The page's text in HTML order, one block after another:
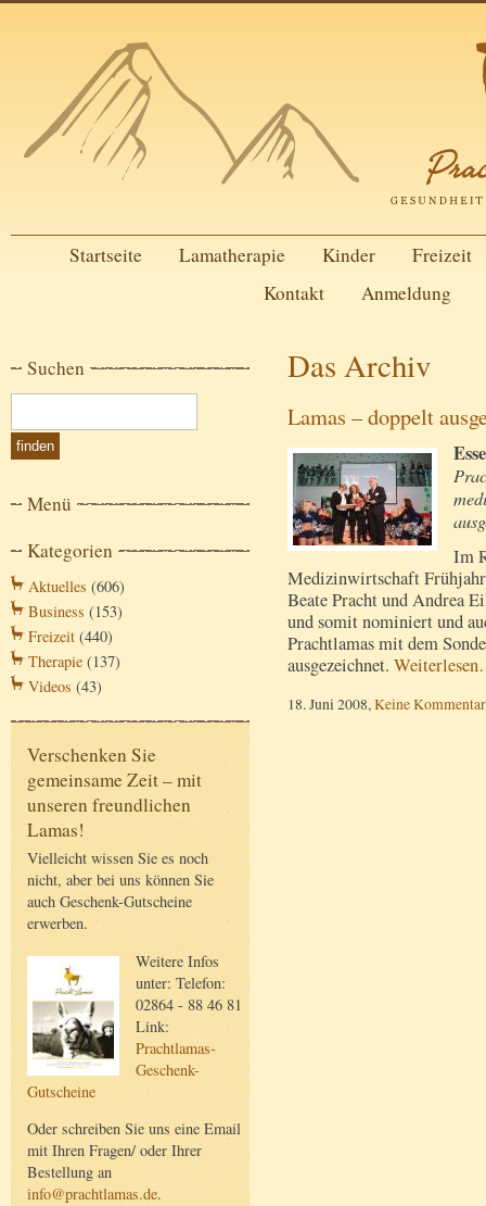
Startseite Lamatherapie Kinder
Freizeit
Kontakt
Anmeldung
Suchen
Menü
Kategorien
Aktuelles (606)
Business (153)
Freizeit (440)
Therapie (137)
Videos (43)
Verschenken Sie
gemeinsame Zeit – mit
unseren freundlichen
Lamas!
Vielleicht wissen Sie es noch
nicht, aber bei uns können Sie
auch Geschenk-Gutscheine
erwerben.
Weitere Infos
unter: Telefon:
02864 - 88 46 81
Link:
Prachtlamas-
Geschenk-
Gutscheine
Oder schreiben Sie uns eine Email
mit Ihren Fragen/ oder Ihrer
Bestellung an
info@prachtlamas.de.
Das Archiv
Lamas – doppelt
Im
Medizinwirtschaft
Beate Pracht und Andrea
und somit nominiert und
Prachtlamas mit dem
ausgezeichnet.
18. Juni 2008, Keine